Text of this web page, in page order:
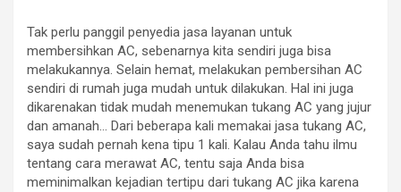
Tak perlu panggil penyedia jasa layanan untuk
membersihkan AC, sebenarnya kita sendiri juga bisa
melakukannya. Selain hemat, melakukan pembersihan AC
sendiri di rumah juga mudah untuk dilakukan. Hal ini juga
dikarenakan tidak mudah menemukan tukang AC yang jujur
dan amanah… Dari beberapa kali memakai jasa tukang AC,
saya sudah pernah kena tipu 1 kali. Kalau Anda tahu ilmu
tentang cara merawat AC, tentu saja Anda bisa
meminimalkan kejadian tertipu dari tukang AC jika karena